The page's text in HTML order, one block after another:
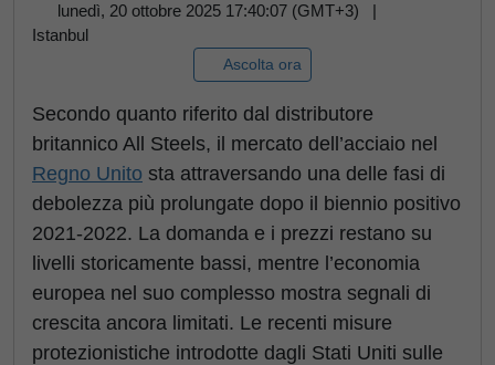
lunedì, 20 ottobre 2025 17:40:07 (GMT+3) |
Istanbul
Ascolta ora
Secondo quanto riferito dal distributore
britannico All Steels, il mercato dell’acciaio nel
Regno Unito sta attraversando una delle fasi di
debolezza più prolungate dopo il biennio positivo
2021-2022. La domanda e i prezzi restano su
livelli storicamente bassi, mentre l’economia
europea nel suo complesso mostra segnali di
crescita ancora limitati. Le recenti misure
protezionistiche introdotte dagli Stati Uniti sulle